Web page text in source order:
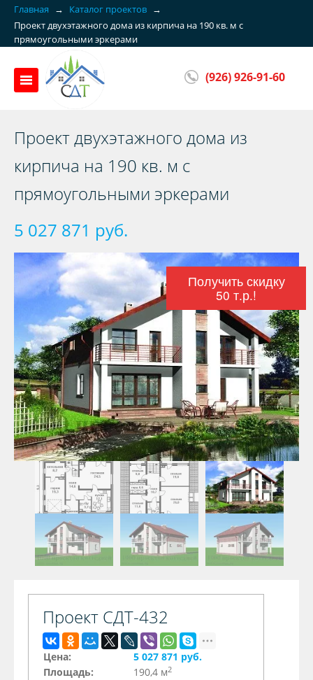
Главная → Каталог проектов →
Проект двухэтажного дома из кирпича на 190 кв. м с
прямоугольными эркерами
(926) 926-91-60
Проект двухэтажного дома из
кирпича на 190 кв. м с
прямоугольными эркерами
5 027 871 руб.
Получить скидку
50 т.р.!
Проект СДТ-432
Цена:
5 027 871 руб.
Площадь:
190,4 м2